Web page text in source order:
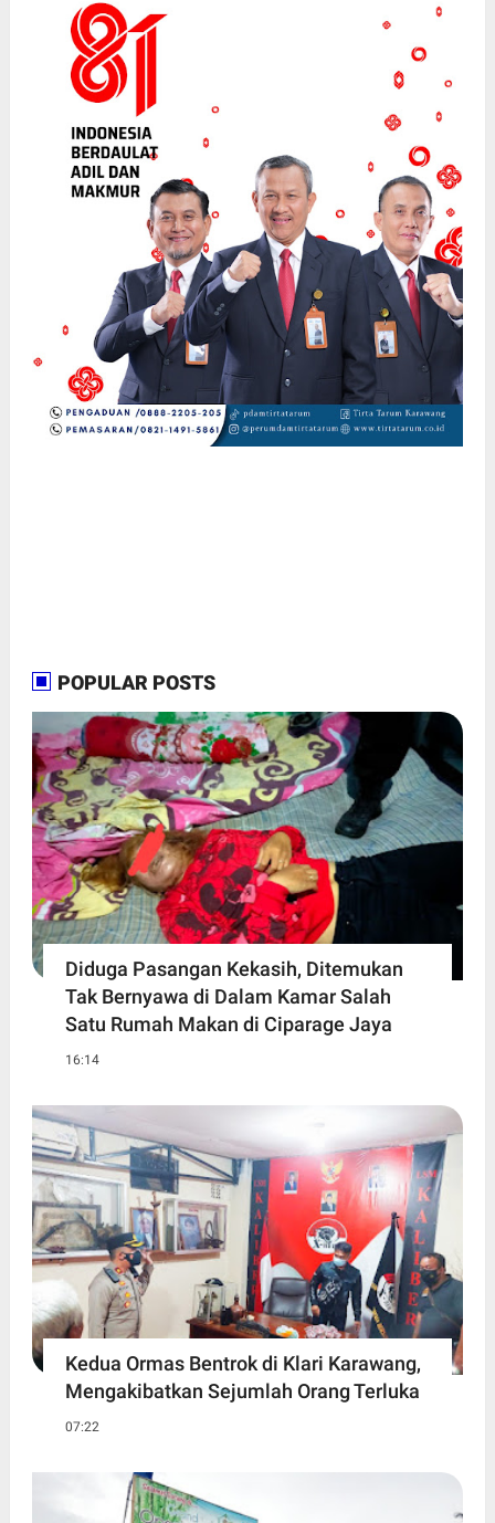
POPULAR POSTS
Diduga Pasangan Kekasih, Ditemukan
Tak Bernyawa di Dalam Kamar Salah
Satu Rumah Makan di Ciparage Jaya
16:14
Kedua Ormas Bentrok di Klari Karawang,
Mengakibatkan Sejumlah Orang Terluka
07:22